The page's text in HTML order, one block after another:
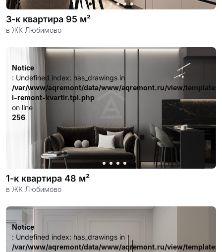
3-к квартира 95 м²
в ЖК Любимово
Notice
: Undefined index: has_drawings in
/var/www/aqremont/data/www/aqremont.ru/view/
i-remont-kvartir.tpl.php
on line
256
1-к квартира 48 м²
в ЖК Любимово
Notice
: Undefined index: has_drawings in
/var/www/aqremont/data/www/aqremont.ru/view/